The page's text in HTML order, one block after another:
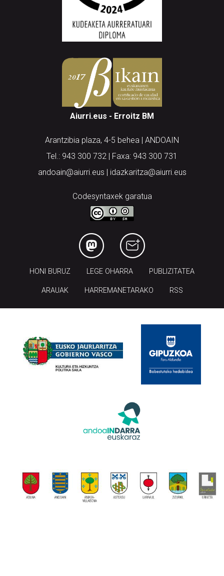
Aiurri.eus - Erroitz BM
Arantzibia plaza, 4-5 behea | ANDOAIN
Tel.: 943 300 732 | Faxa: 943 300 731
andoain@aiurri.eus | idazkaritza@aiurri.eus
Codesyntaxek garatua
HONI BURUZ LEGE OHARRA PUBLIZITATEA
ARAUAK HARREMANETARAKO RSS